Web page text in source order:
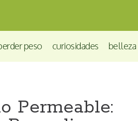
peso curiosidades belleza
Permeable: